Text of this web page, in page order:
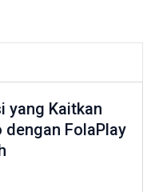
yang Kaitkan
FolaPlay